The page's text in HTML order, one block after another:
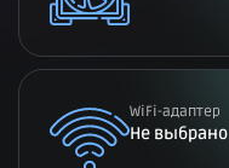
WiFi-адаптер
Не выбрано